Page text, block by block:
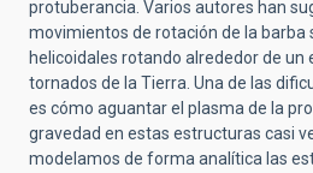
protuberancia. Varios autores han
movimientos de rotación de la barba
helicoidales rotando alrededor de un
tornados de la Tierra. Una de las
es cómo aguantar el plasma de la
gravedad en estas estructuras casi
modelamos de forma analítica las